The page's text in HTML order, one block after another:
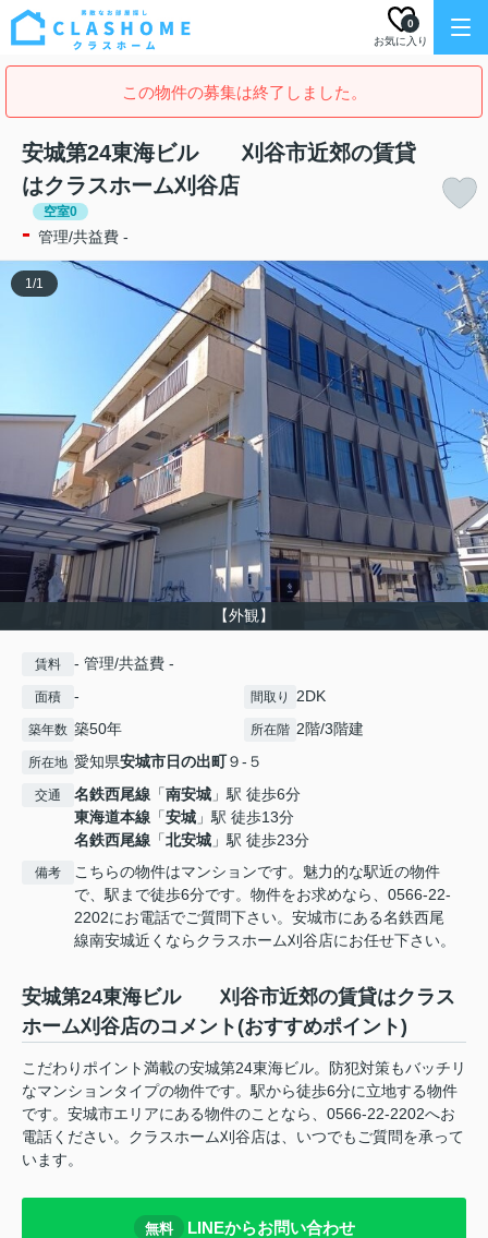
お気に入り
0
この物件の募集は終了しました。
安城第24東海ビル 刈谷市近郊の賃貸
はクラスホーム刈谷店
空室0
- 管理/共益費 -
【外観】
1/1
賃料 - 管理/共益費 -
面積 - 間取り 2DK
築年数 築50年 所在階 2階/3階建
所在地 愛知県安城市日の出町９-５
交通 名鉄西尾線 「南安城 」駅 徒歩6分
東海道本線 「安城 」駅 徒歩13分
名鉄西尾線 「北安城 」駅 徒歩23分
備考
こちらの物件はマンションです。魅力的な駅近の物件
で、駅まで徒歩6分です。物件をお求めなら、0566-22-
2202にお電話でご質問下さい。安城市にある名鉄西尾
線南安城近くならクラスホーム刈谷店にお任せ下さい。
安城第24東海ビル 刈谷市近郊の賃貸はクラス
ホーム刈谷店のコメント(おすすめポイント)
こだわりポイント満載の安城第24東海ビル。防犯対策もバッチリ
なマンションタイプの物件です。駅から徒歩6分に立地する物件
です。安城市エリアにある物件のことなら、0566-22-2202へお
電話ください。クラスホーム刈谷店は、いつでもご質問を承って
います。
無料 LINEからお問い合わせ